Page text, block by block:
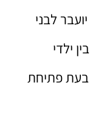
לבני
ילדי
בעת פתיחת